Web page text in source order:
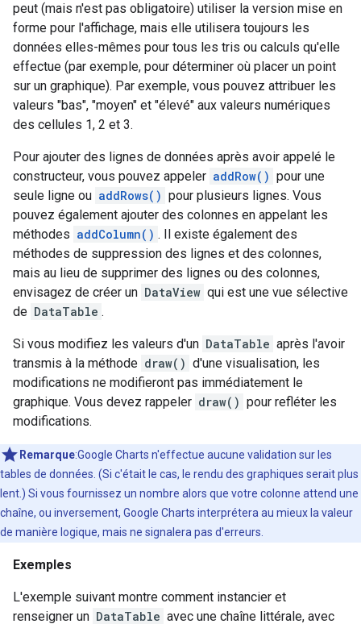
peut (mais n'est pas obligatoire) utiliser la version mise en
forme pour l'affichage, mais elle utilisera toujours les
données elles-mêmes pour tous les tris ou calculs qu'elle
effectue (par exemple, pour déterminer où placer un point
sur un graphique). Par exemple, vous pouvez attribuer les
valeurs "bas", "moyen" et "élevé" aux valeurs numériques
des cellules 1, 2 et 3.
Pour ajouter des lignes de données après avoir appelé le
constructeur, vous pouvez appeler addRow() pour une
seule ligne ou addRows() pour plusieurs lignes. Vous
pouvez également ajouter des colonnes en appelant les
méthodes addColumn() . Il existe également des
méthodes de suppression des lignes et des colonnes,
mais au lieu de supprimer des lignes ou des colonnes,
envisagez de créer un DataView qui est une vue sélective
de DataTable .
Si vous modifiez les valeurs d'un DataTable après l'avoir
transmis à la méthode draw() d'une visualisation, les
modifications ne modifieront pas immédiatement le
graphique. Vous devez rappeler draw() pour refléter les
modifications.
Remarque:Google Charts n'effectue aucune validation sur les
tables de données. (Si c'était le cas, le rendu des graphiques serait plus
lent.) Si vous fournissez un nombre alors que votre colonne attend une
chaîne, ou inversement, Google Charts interprétera au mieux la valeur
de manière logique, mais ne signalera pas d'erreurs.
Exemples
L'exemple suivant montre comment instancier et
renseigner un DataTable avec une chaîne littérale, avec